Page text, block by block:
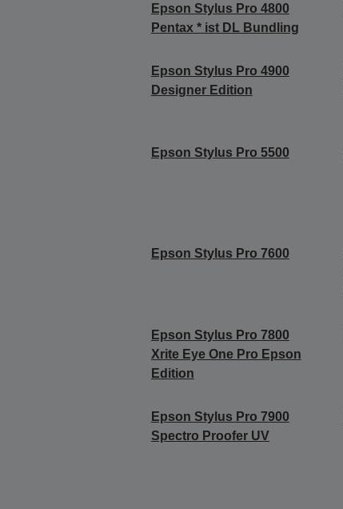
Epson Stylus Pro 4800
Pentax * ist DL Bundling
Epson Stylus Pro 4900
Designer Edition
Epson Stylus Pro 5500
Epson Stylus Pro 7600
Epson Stylus Pro 7800
Xrite Eye One Pro Epson
Edition
Epson Stylus Pro 7900
Spectro Proofer UV